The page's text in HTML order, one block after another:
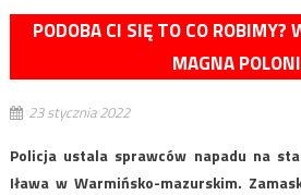
PODOBA CI SIĘ TO CO ROBIMY?
MAGNA
23 stycznia 2022
Policja ustala sprawców napadu na
Iława w Warmińsko-mazurskim.